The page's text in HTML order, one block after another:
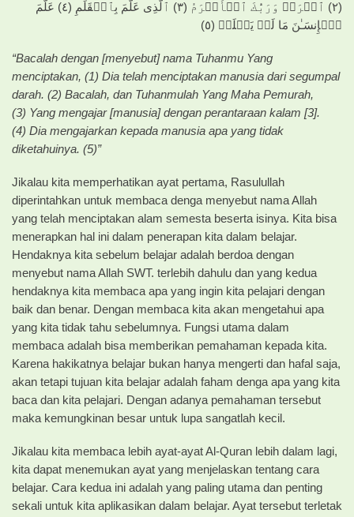
( ٢ ) ٱقۡرَأۡ وَرَبُّكَ ٱلۡأَكۡرَمُ ( ٣ ) ٱلَّذِى عَلَّمَ بِٱلۡقَلَمِ ( ٤ ) عَلَّمَ
ٱلۡإِنسَـٰنَ مَا لَمۡ يَعۡلَمۡ ( ٥ )
“Bacalah dengan [menyebut] nama Tuhanmu Yang
menciptakan, (1) Dia telah menciptakan manusia dari segumpal
darah. (2) Bacalah, dan Tuhanmulah Yang Maha Pemurah,
(3) Yang mengajar [manusia] dengan perantaraan kalam [3].
(4) Dia mengajarkan kepada manusia apa yang tidak
diketahuinya. (5)”
Jikalau kita memperhatikan ayat pertama, Rasulullah
diperintahkan untuk membaca denga menyebut nama Allah
yang telah menciptakan alam semesta beserta isinya. Kita bisa
menerapkan hal ini dalam penerapan kita dalam belajar.
Hendaknya kita sebelum belajar adalah berdoa dengan
menyebut nama Allah SWT. terlebih dahulu dan yang kedua
hendaknya kita membaca apa yang ingin kita pelajari dengan
baik dan benar. Dengan membaca kita akan mengetahui apa
yang kita tidak tahu sebelumnya. Fungsi utama dalam
membaca adalah bisa memberikan pemahaman kepada kita.
Karena hakikatnya belajar bukan hanya mengerti dan hafal saja,
akan tetapi tujuan kita belajar adalah faham denga apa yang kita
baca dan kita pelajari. Dengan adanya pemahaman tersebut
maka kemungkinan besar untuk lupa sangatlah kecil.
Jikalau kita membaca lebih ayat-ayat Al-Quran lebih dalam lagi,
kita dapat menemukan ayat yang menjelaskan tentang cara
belajar. Cara kedua ini adalah yang paling utama dan penting
sekali untuk kita aplikasikan dalam belajar. Ayat tersebut terletak